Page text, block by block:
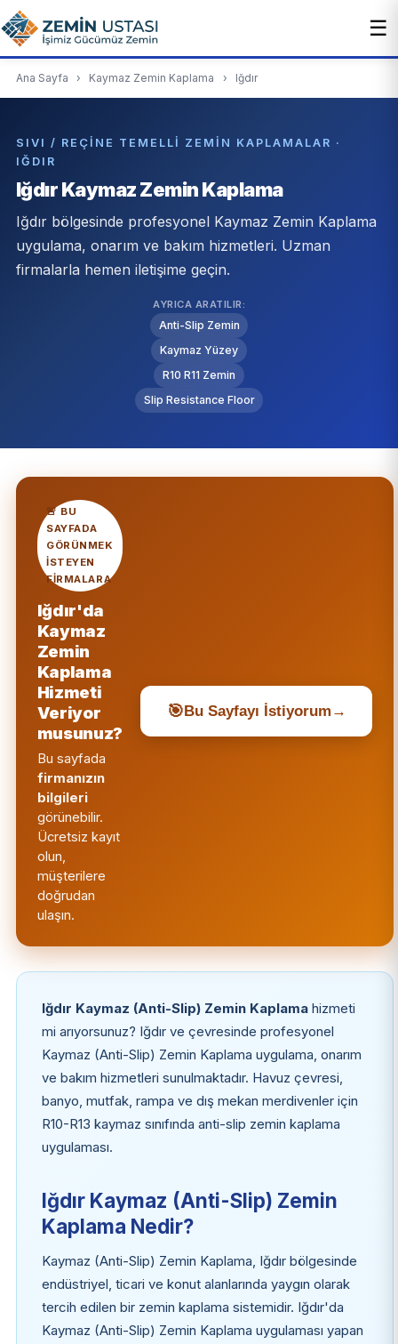
☰
Ana Sayfa › Kaymaz Zemin Kaplama › Iğdır
SIVI / REÇINE TEMELLI ZEMIN KAPLAMALAR ·
IĞDIR
Iğdır Kaymaz Zemin Kaplama
Iğdır bölgesinde profesyonel Kaymaz Zemin Kaplama
uygulama, onarım ve bakım hizmetleri. Uzman
firmalarla hemen iletişime geçin.
AYRICA ARATILIR:
Anti-Slip Zemin
Kaymaz Yüzey
R10 R11 Zemin
Slip Resistance Floor
🚨 BU
SAYFADA
GÖRÜNMEK
ISTEYEN
FIRMALARA
Iğdır'da
Kaymaz
Zemin
Kaplama
Hizmeti
Veriyor
musunuz?
Bu sayfada
firmanızın
bilgileri
görünebilir.
Ücretsiz kayıt
olun,
müşterilere
doğrudan
ulaşın.
🎯Bu Sayfayı İstiyorum →
Iğdır Kaymaz (Anti-Slip) Zemin Kaplamahizmeti
mi arıyorsunuz? Iğdır ve çevresinde profesyonel
Kaymaz (Anti-Slip) Zemin Kaplama uygulama, onarım
ve bakım hizmetleri sunulmaktadır. Havuz çevresi,
banyo, mutfak, rampa ve dış mekan merdivenler için
R10-R13 kaymaz sınıfında anti-slip zemin kaplama
uygulaması.
Iğdır Kaymaz (Anti-Slip) Zemin
Kaplama Nedir?
Kaymaz (Anti-Slip) Zemin Kaplama, Iğdır bölgesinde
endüstriyel, ticari ve konut alanlarında yaygın olarak
tercih edilen bir zemin kaplama sistemidir. Iğdır'da
Kaymaz (Anti-Slip) Zemin Kaplama uygulaması yapan